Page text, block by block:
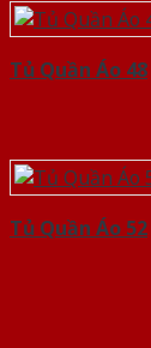
Tủ Quần Áo 48
Tủ Quần Áo 52